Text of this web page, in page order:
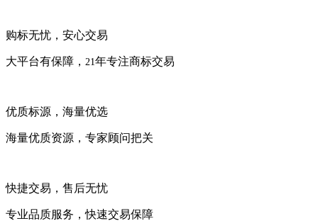
购标无忧，安心交易
大平台有保障， 21 年专注商标交易
优质标源，海量优选
海量优质资源，专家顾问把关
快捷交易，售后无忧
专业品质服务，快速交易保障